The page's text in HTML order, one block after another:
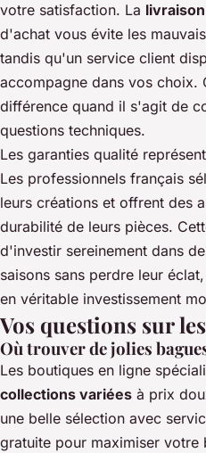
votre satisfaction. La
d'achat vous évite les
tandis qu'un service client
accompagne dans vos choix.
différence quand il s'agit de
questions techniques.
Les garanties qualité
Les professionnels français
leurs créations et offrent des
durabilité de leurs pièces.
d'investir sereinement dans
saisons sans perdre leur
en véritable investissement
Vos questions sur
Où trouver de jolies
Les boutiques en ligne
collections variées à prix
une belle sélection avec
gratuite pour maximiser votre